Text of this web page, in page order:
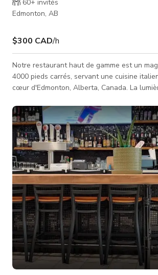
60+ invités
Edmonton, AB
$300 CAD/h
Notre restaurant haut de gamme est un
4000 pieds carrés, servant une cuisine
cœur d'Edmonton, Alberta, Canada. La
contrastent avec le sol en béton, et de
marbre Daltile Carrara Gioia créent une
et unique, habillant une expérience culinaire
tarifs peuvent varier les week-ends et
No